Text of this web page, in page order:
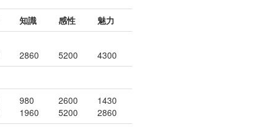
知識 感性
魅力
2860 5200
4300
980
1960
2600
5200
1430
2860